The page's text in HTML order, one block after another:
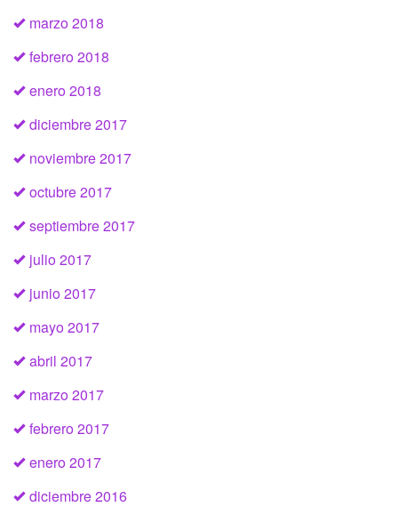
marzo 2018
febrero 2018
enero 2018
diciembre 2017
noviembre 2017
octubre 2017
septiembre 2017
julio 2017
junio 2017
mayo 2017
abril 2017
marzo 2017
febrero 2017
enero 2017
diciembre 2016